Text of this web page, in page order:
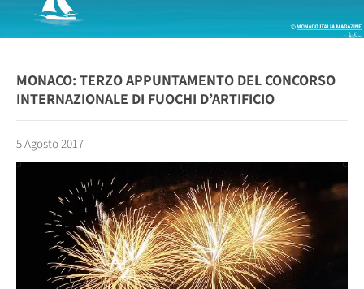
MONACO: TERZO APPUNTAMENTO DEL CONCORSO
INTERNAZIONALE DI FUOCHI D’ARTIFICIO
5 Agosto 2017